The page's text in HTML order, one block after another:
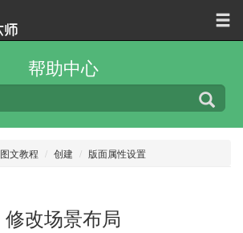
帮助中心
图文教程 创建 版面属性设置
修改场景布局